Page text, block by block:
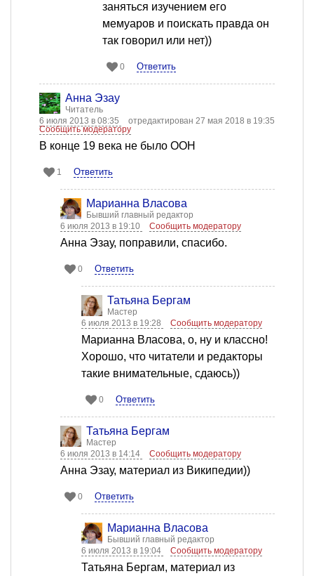
заняться изучением его
мемуаров и поискать правда он
так говорил или нет))
0 Ответить
Анна Эзау
Читатель
6 июля 2013 в 08:35
отредактирован 27 мая 2018 в 19:35
Сообщить модератору
В конце 19 века не было ООН
1 Ответить
Марианна Власова
Бывший главный редактор
6 июля 2013 в 19:10
Сообщить модератору
Анна Эзау, поправили, спасибо.
0 Ответить
Татьяна Бергам
Мастер
6 июля 2013 в 19:28
Сообщить модератору
Марианна Власова, о, ну и классно!
Хорошо, что читатели и редакторы
такие внимательные, сдаюсь))
0 Ответить
Татьяна Бергам
Мастер
6 июля 2013 в 14:14
Сообщить модератору
Анна Эзау, материал из Википедии))
0 Ответить
Марианна Власова
Бывший главный редактор
6 июля 2013 в 19:04
Сообщить модератору
Татьяна Бергам, материал из